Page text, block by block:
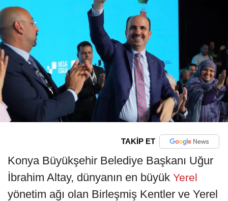
TAKİP ET
Konya Büyükşehir Belediye Başkanı Uğur
İbrahim Altay, dünyanın en büyük Yerel
yönetim ağı olan Birleşmiş Kentler ve Yerel